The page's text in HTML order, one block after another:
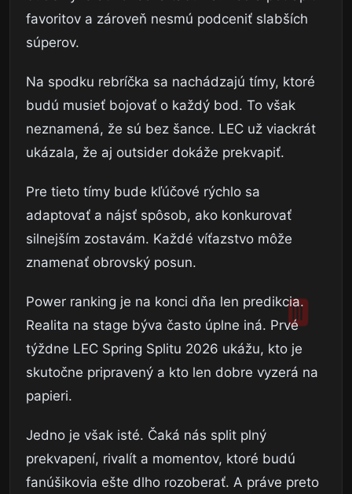
favoritov a zároveň nesmú podceniť slabších
súperov.
Na spodku rebríčka sa nachádzajú tímy, ktoré
budú musieť bojovať o každý bod. To však
neznamená, že sú bez šance. LEC už viackrát
ukázala, že aj outsider dokáže prekvapiť.
Pre tieto tímy bude kľúčové rýchlo sa
adaptovať a nájsť spôsob, ako konkurovať
silnejším zostavám. Každé víťazstvo môže
znamenať obrovský posun.
Power ranking je na konci dňa len predikcia.
Realita na stage býva často úplne iná. Prvé
týždne LEC Spring Splitu 2026 ukážu, kto je
skutočne pripravený a kto len dobre vyzerá na
papieri.
Jedno je však isté. Čaká nás split plný
prekvapení, rivalít a momentov, ktoré budú
fanúšikovia ešte dlho rozoberať. A práve preto